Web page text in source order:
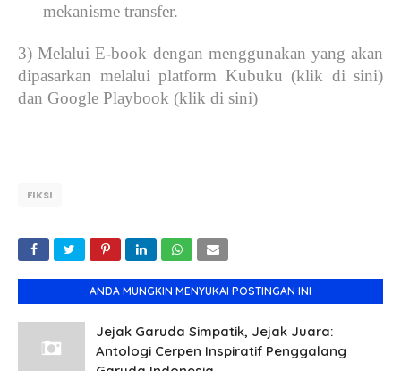
mekanisme transfer.
3) Melalui E-book dengan menggunakan yang akan
dipasarkan melalui platform Kubuku (klik di sini)
dan Google Playbook (klik di sini)
FIKSI
ANDA MUNGKIN MENYUKAI POSTINGAN INI
Jejak Garuda Simpatik, Jejak Juara:
Antologi Cerpen Inspiratif Penggalang